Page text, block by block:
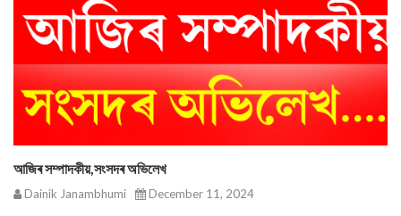
আজিৰ সম্পাদকীয়,সংসদৰ অভিলেখ
Dainik Janambhumi December 11, 2024